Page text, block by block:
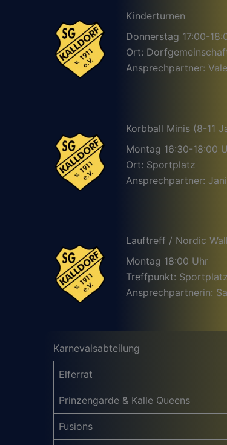
Kinderturnen
Donnerstag 17:00-
Ort:
Ansprechpartner:
Korbball Minis (8-11
Montag 16:30-18:00
Ort: Sportplatz
Ansprechpartner:
Lauftreff / Nordic
Montag 18:00 Uhr
Treffpunkt: Sportplatz
Ansprechpartnerin:
Karnevalsabteilung
Elferrat
Prinzengarde & Kalle Queens
Fusions